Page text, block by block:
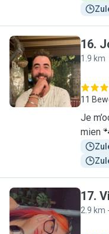
J
16.
1.9 km
11
Je
mien
V
17.
2.9 km